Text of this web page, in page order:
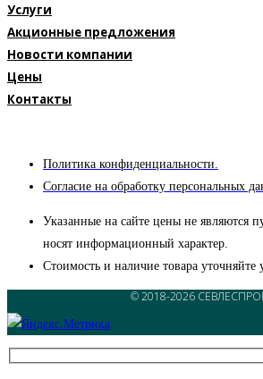
Услуги
Акционные предложения
Новости компании
Цены
Контакты
Политика конфиденциальности.
Согласие на обработку персональных
Указанные на сайте цены не являются
носят информационный характер.
Стоимость и наличие товара уточняйте
© 2018-2026